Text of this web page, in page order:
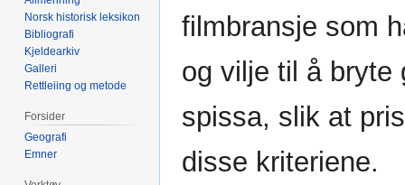
filmbransje som
og vilje til å bryte
spissa, slik at
disse kriteriene.
Norsk historisk leksikon
Bibliografi
Kjeldearkiv
Galleri
Rettleiing og metode
Forsider
Geografi
Emner